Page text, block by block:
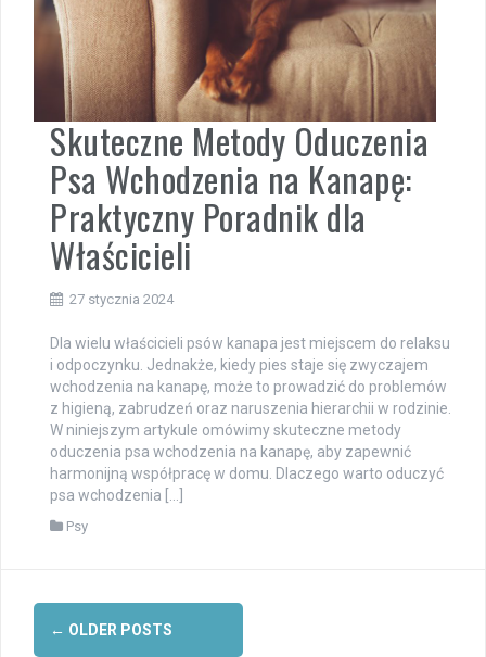
Skuteczne Metody Oduczenia
Psa Wchodzenia na Kanapę:
Praktyczny Poradnik dla
Właścicieli
27 stycznia 2024
Dla wielu właścicieli psów kanapa jest miejscem do relaksu
i odpoczynku. Jednakże, kiedy pies staje się zwyczajem
wchodzenia na kanapę, może to prowadzić do problemów
z higieną, zabrudzeń oraz naruszenia hierarchii w rodzinie.
W niniejszym artykule omówimy skuteczne metody
oduczenia psa wchodzenia na kanapę, aby zapewnić
harmonijną współpracę w domu. Dlaczego warto oduczyć
psa wchodzenia […]
Psy
Posts
← OLDER POSTS